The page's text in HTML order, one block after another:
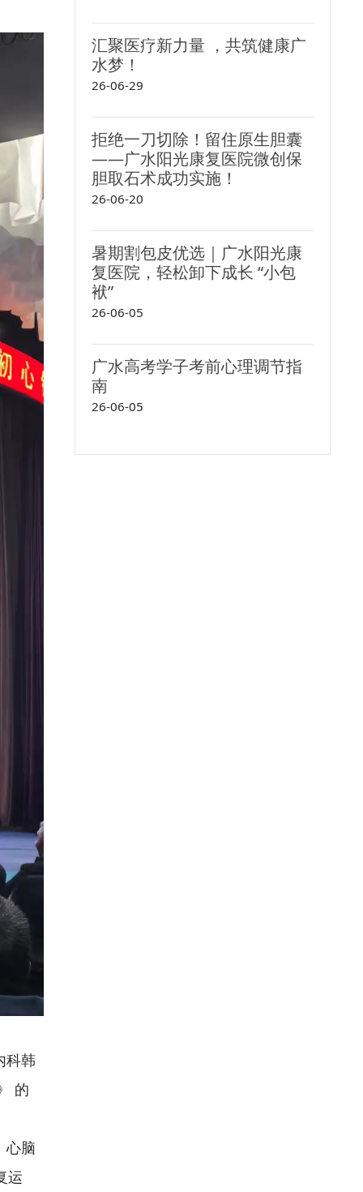
科韩
的
心脑
运
汇聚医疗新力量 ，共筑健康广
水梦！
26-06-29
拒绝一刀切除！留住原生胆囊
——广水阳光康复医院微创保
胆取石术成功实施！
26-06-20
暑期割包皮优选｜广水阳光康
复医院，轻松卸下成长 “小包
袱”
26-06-05
广水高考学子考前心理调节指
南
26-06-05